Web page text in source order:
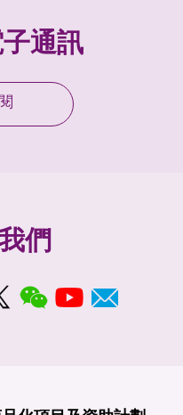
子通訊
們